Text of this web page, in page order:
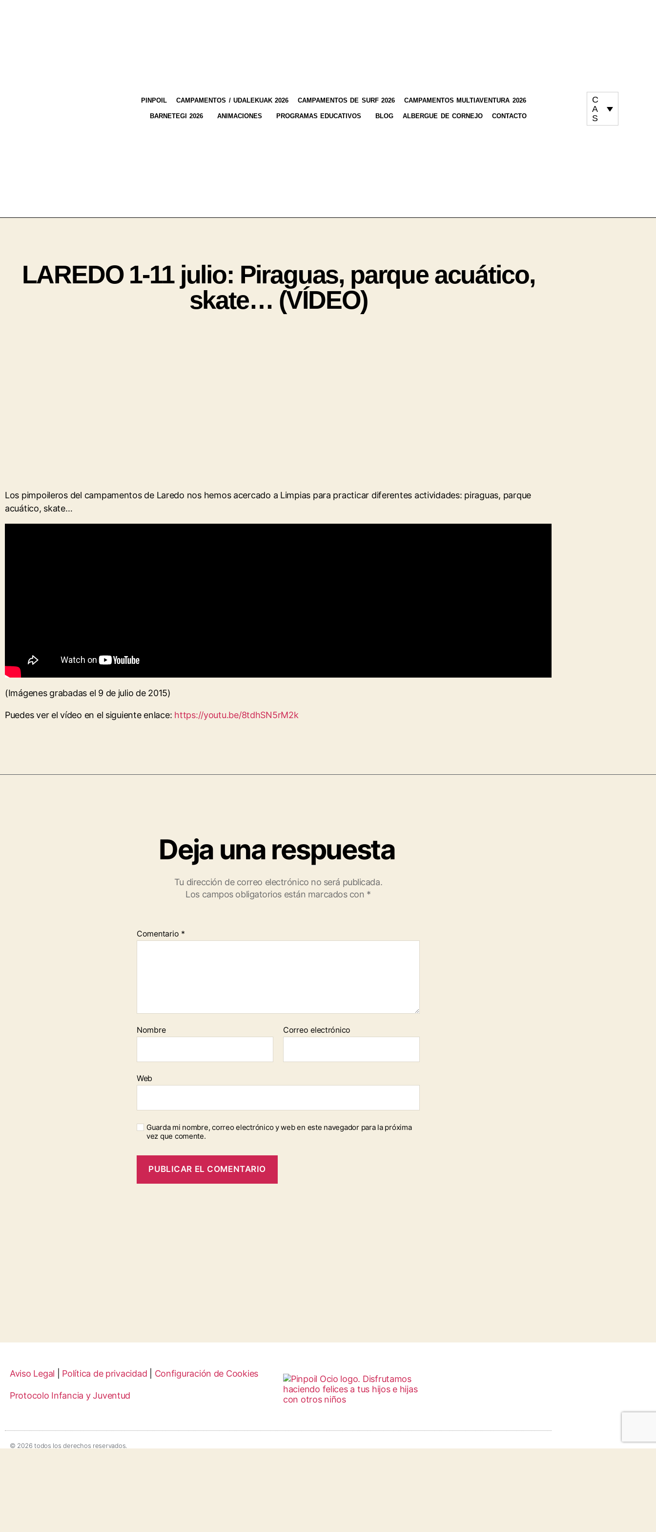
PINPOIL CAMPAMENTOS / UDALEKUAK 2026 CAMPAMENTOS DE SURF 2026 CAMPAMENTOS MULTIAVENTURA 2026
BARNETEGI 2026 ANIMACIONES PROGRAMAS EDUCATIVOS BLOG ALBERGUE DE CORNEJO CONTACTO
C
A
S
LAREDO 1-11 julio: Piraguas, parque acuático,
skate… (VÍDEO)
Los pimpoileros del campamentos de Laredo nos hemos acercado a Limpias para practicar diferentes actividades: piraguas, parque
acuático, skate…
(Imágenes grabadas el 9 de julio de 2015)
Puedes ver el vídeo en el siguiente enlace: https://youtu.be/8tdhSN5rM2k
Deja una respuesta
Tu dirección de correo electrónico no será publicada.
Los campos obligatorios están marcados con *
Comentario *
Nombre Correo electrónico
Web
Guarda mi nombre, correo electrónico y web en este navegador para la próxima
vez que comente.
Aviso Legal Política de privacidad Configuración de Cookies
Protocolo Infancia y Juventud
© 2026 todos los derechos reservados.